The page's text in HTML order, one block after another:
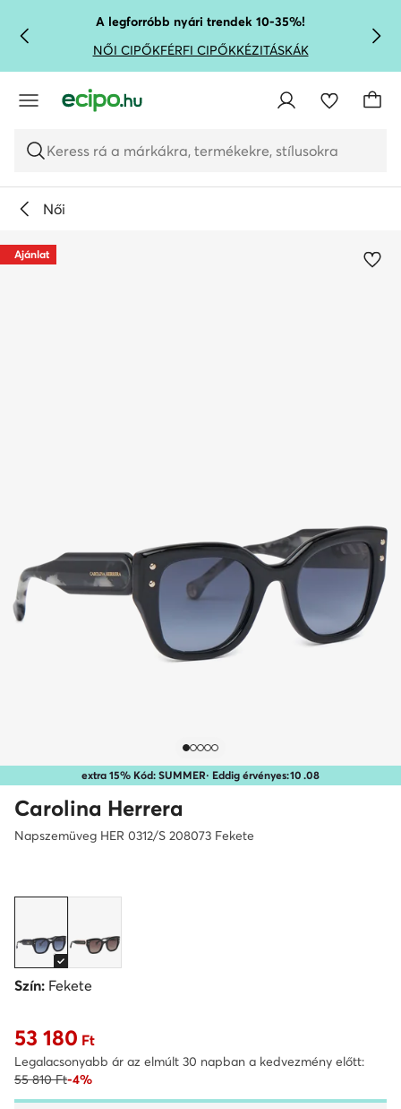
UGRÁS A FŐ TARTALOMRA
UGRÁS A KERESÉSHEZA legforróbb nyári trendek 10-35%!
NŐI CIPŐKFÉRFI CIPŐKKÉZITÁSKÁK
Keress rá a márkákra, termékekre, stílusokra
Női
extra 15% Kód: SUMMER· Eddig érvényes:10 .08
Ajánlat
Carolina Herrera
Napszemüveg HER 0312/S 208073 Fekete
Szín: Fekete
Aktuális ár 53 180 Ft
53 180 Ft
Legalacsonyabb ár az elmúlt 30 napban a kedvezmény előtt:
55 810 Ft-4%